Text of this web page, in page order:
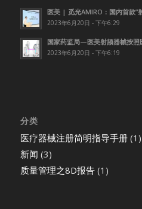
医美 | 觅光AMIRO：国内首款”
2023年6月20日 - 下午6:29
国家药监局—医美射频器械按照
2023年6月20日 - 下午6:19
分类
医疗器械注册简明指导手册(1)
新闻 (3)
质量管理之8D报告(1)